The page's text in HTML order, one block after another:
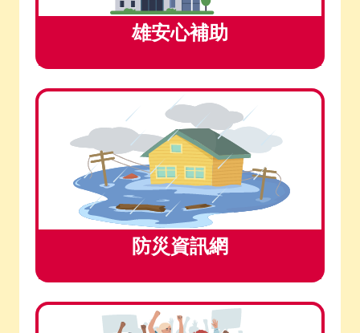
雄安心補助
防災資訊網